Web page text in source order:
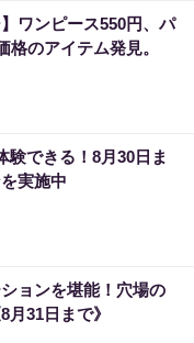
ワンピース550円、パ
格のアイテム発見。
験できる！8月30日ま
実施中
ョンを堪能！穴場の
月31日まで》